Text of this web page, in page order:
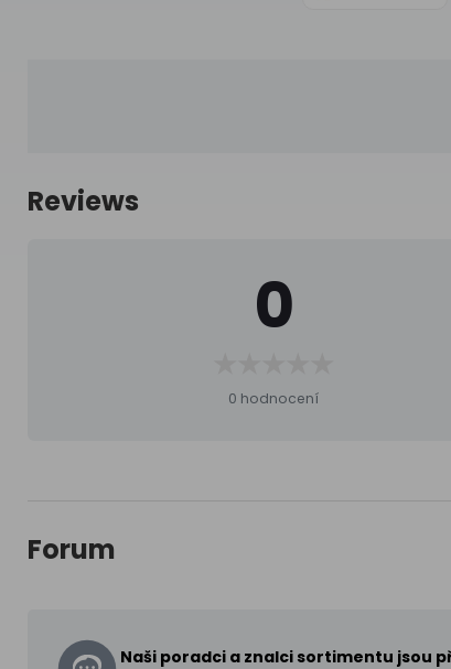
Reviews
0
0 hodnocení
Forum
Naši poradci a znalci sortimentu jsou